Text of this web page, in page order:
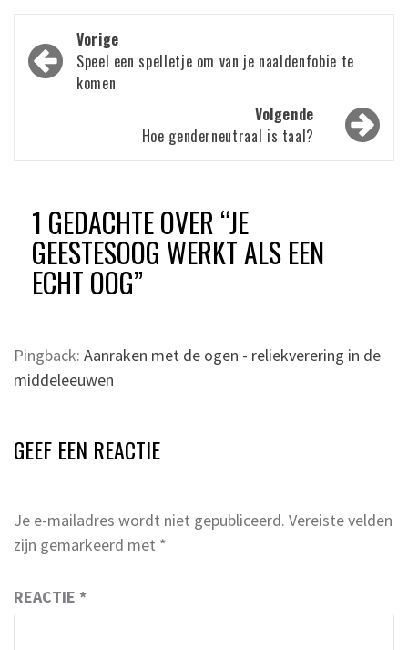
Bericht
navigatie
Vorige
Speel een spelletje om van je naaldenfobie te
komen
Volgende
Hoe genderneutraal is taal?
1 GEDACHTE OVER “JE
GEESTESOOG WERKT ALS EEN
ECHT OOG”
Pingback: Aanraken met de ogen - reliekverering in de
middeleeuwen
GEEF EEN REACTIE
Je e-mailadres wordt niet gepubliceerd. Vereiste velden
zijn gemarkeerd met *
REACTIE *